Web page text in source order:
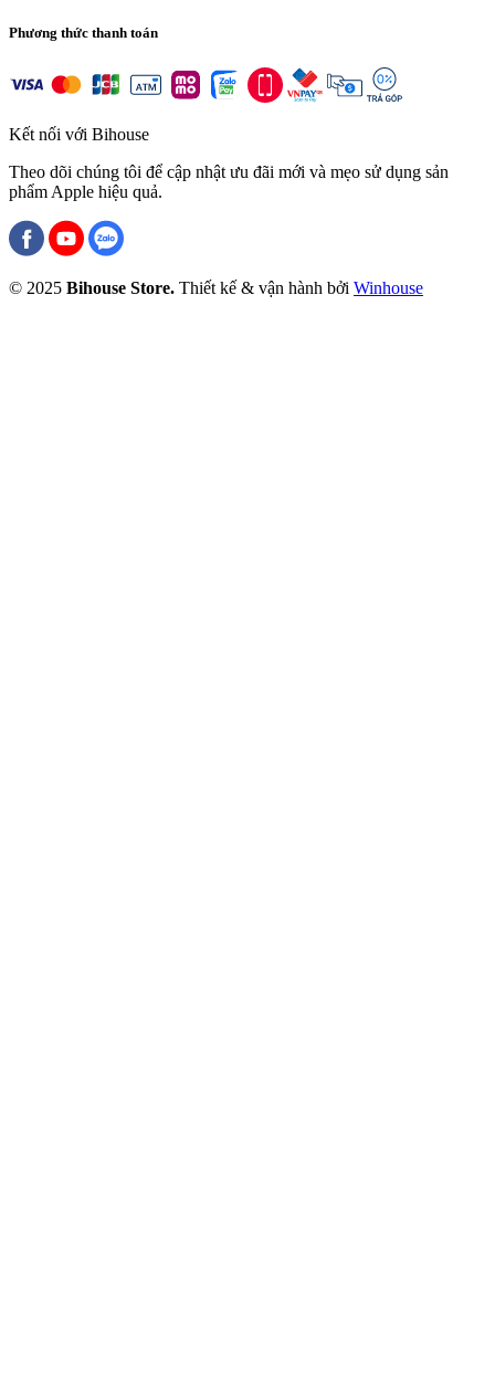
Phương thức thanh toán
Kết nối với Bihouse
Theo dõi chúng tôi để cập nhật ưu đãi mới và mẹo sử dụng sản
phẩm Apple hiệu quả.
© 2025 Bihouse Store. Thiết kế & vận hành bởi Winhouse